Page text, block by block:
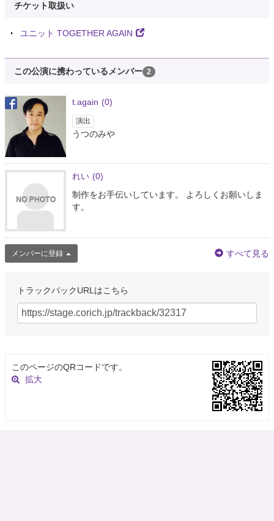
チケット取扱い
ユニット TOGETHER AGAIN
この公演に携わっているメンバー 2
t.again (0)
演出
うつのみや
れい (0)
制作をお手伝いしています。 よろしくお願いしま
す。
メンバーに登録 すべて見る
トラックバックURLはこちら
このページのQRコードです。
拡大